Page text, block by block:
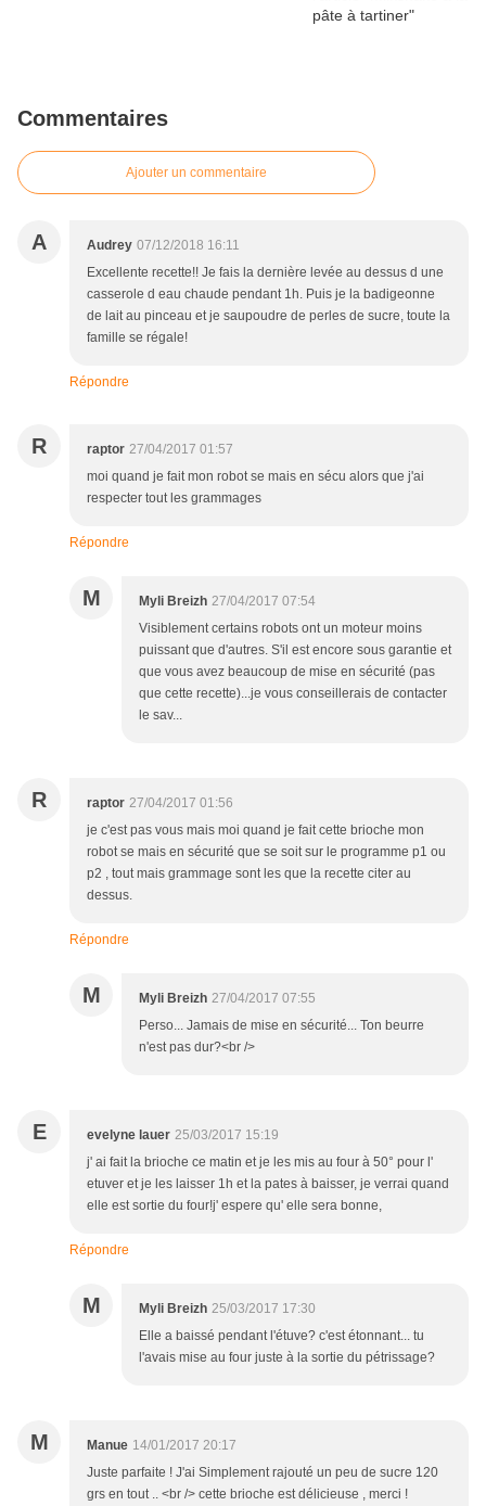
Commentaires
Ajouter un commentaire
A Audrey 07/12/2018 16:11
Excellente recette!! Je fais la dernière levée au dessus d une
casserole d eau chaude pendant 1h. Puis je la badigeonne
de lait au pinceau et je saupoudre de perles de sucre, toute la
famille se régale!
Répondre
R raptor 27/04/2017 01:57
moi quand je fait mon robot se mais en sécu alors que j'ai
respecter tout les grammages
Répondre
M Myli Breizh 27/04/2017 07:54
Visiblement certains robots ont un moteur moins
puissant que d'autres. S'il est encore sous garantie et
que vous avez beaucoup de mise en sécurité (pas
que cette recette)...je vous conseillerais de contacter
le sav...
R raptor 27/04/2017 01:56
je c'est pas vous mais moi quand je fait cette brioche mon
robot se mais en sécurité que se soit sur le programme p1 ou
p2 , tout mais grammage sont les que la recette citer au
dessus.
Répondre
M Myli Breizh 27/04/2017 07:55
Perso... Jamais de mise en sécurité... Ton beurre
n'est pas dur?<br />
E evelyne lauer 25/03/2017 15:19
j' ai fait la brioche ce matin et je les mis au four à 50° pour l'
etuver et je les laisser 1h et la pates à baisser, je verrai quand
elle est sortie du four!j' espere qu' elle sera bonne,
Répondre
M Myli Breizh 25/03/2017 17:30
Elle a baissé pendant l'étuve? c'est étonnant... tu
l'avais mise au four juste à la sortie du pétrissage?
M Manue 14/01/2017 20:17
Juste parfaite ! J'ai Simplement rajouté un peu de sucre 120
grs en tout .. <br /> cette brioche est délicieuse , merci !